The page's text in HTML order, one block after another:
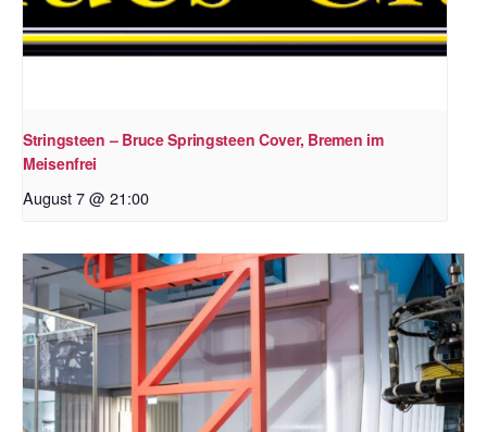
Stringsteen – Bruce Springsteen Cover, Bremen im
Meisenfrei
August 7 @ 21:00